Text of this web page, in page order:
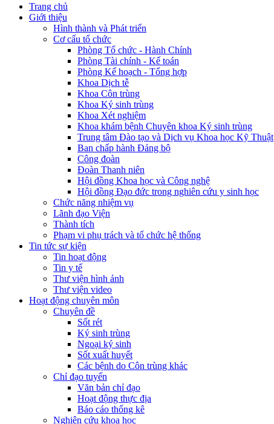
Trang chủ
Giới thiệu
Hình thành và Phát triển
Cơ cấu tổ chức
Phòng Tổ chức - Hành Chính
Phòng Tài chính - Kế toán
Phòng Kế hoạch - Tổng hợp
Khoa Dịch tễ
Khoa Côn trùng
Khoa Ký sinh trùng
Khoa Xét nghiệm
Khoa khám bệnh Chuyên khoa Ký sinh trùng
Trung tâm Đào tạo và Dịch vụ Khoa học Kỹ Thuật
Ban chấp hành Đảng bộ
Công đoàn
Đoàn Thanh niên
Hội đồng Khoa học và Công nghệ
Hội đồng Đạo đức trong nghiên cứu y sinh học
Chức năng nhiệm vụ
Lãnh đạo Viện
Thành tích
Phạm vi phụ trách và tổ chức hệ thống
Tin tức sự kiện
Tin hoạt động
Tin y tế
Thư viện hình ảnh
Thư viện video
Hoạt động chuyên môn
Chuyên đề
Sốt rét
Ký sinh trùng
Ngoại ký sinh
Sốt xuất huyết
Các bệnh do Côn trùng khác
Chỉ đạo tuyến
Văn bản chỉ đạo
Hoạt động thực địa
Báo cáo thống kê
Nghiên cứu khoa học